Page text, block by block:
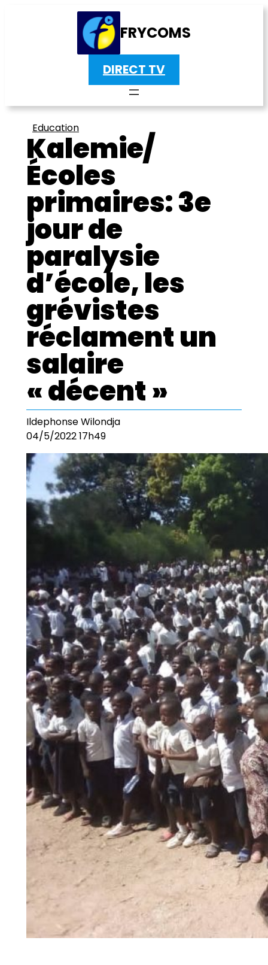
FRYCOMS
DIRECT TV
Education
Kalemie/
Écoles
primaires: 3e
jour de
paralysie
d’école, les
grévistes
réclament un
salaire
« décent »
Ildephonse Wilondja
04/5/2022 17h49